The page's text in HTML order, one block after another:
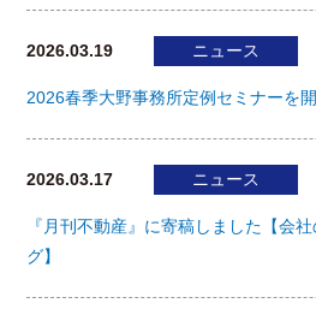
2026.03.19 ニュース
2026春季大野事務所定例セミナーを
2026.03.17 ニュース
『月刊不動産』に寄稿しました【会
グ】